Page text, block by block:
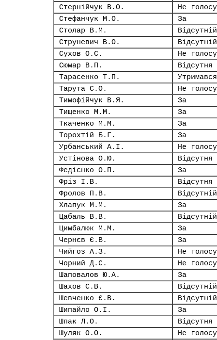
Стернійчук В.О.
Не
Стефанчук М.О.
За
Столар В.М.
Відсутній
Струневич В.О.
Відсутній
Сухов О.С.
Не
Сюмар В.П.
Відсутня
Тарасенко Т.П.
Утримався
Тарута С.О.
Не
Тимофійчук В.Я.
За
Тищенко М.М.
За
Ткаченко М.М.
За
Торохтій Б.Г.
За
Урбанський А.І.
Не
Устінова О.Ю.
Відсутня
Федієнко О.П.
За
Фріз І.В.
Відсутня
Фролов П.В.
Відсутній
Хлапук М.М.
За
Цабаль В.В.
Відсутній
Цимбалюк М.М.
За
Чернєв Є.В.
За
Чийгоз А.З.
Не
Чорний Д.С.
Не
Шаповалов Ю.А.
За
Шахов С.В.
Відсутній
Шевченко Є.В.
Відсутній
Шипайло О.І.
За
Шпак Л.О.
Відсутня
Шуляк О.О.
Не